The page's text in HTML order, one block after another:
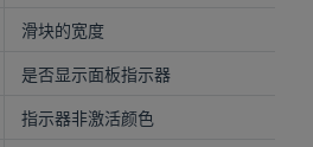
滑块的宽度
是否显示面板指示器
指示器非激活颜色